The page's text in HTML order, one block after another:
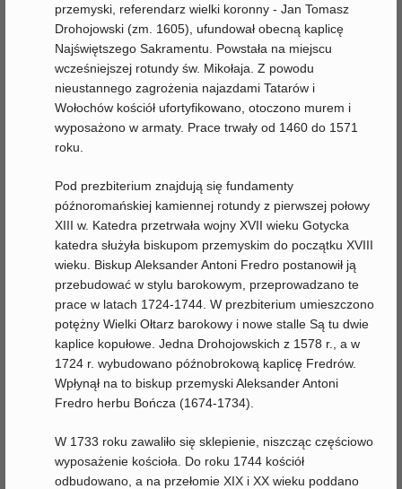
przemyski, referendarz wielki koronny - Jan Tomasz
Drohojowski (zm. 1605), ufundował obecną kaplicę
Najświętszego Sakramentu. Powstała na miejscu
wcześniejszej rotundy św. Mikołaja. Z powodu
nieustannego zagrożenia najazdami Tatarów i
Wołochów kościół ufortyfikowano, otoczono murem i
wyposażono w armaty. Prace trwały od 1460 do 1571
roku.
Pod prezbiterium znajdują się fundamenty
późnoromańskiej kamiennej rotundy z pierwszej połowy
XIII w. Katedra przetrwała wojny XVII wieku Gotycka
katedra służyła biskupom przemyskim do początku XVIII
wieku. Biskup Aleksander Antoni Fredro postanowił ją
przebudować w stylu barokowym, przeprowadzano te
prace w latach 1724-1744. W prezbiterium umieszczono
potężny Wielki Ołtarz barokowy i nowe stalle Są tu dwie
kaplice kopułowe. Jedna Drohojowskich z 1578 r., a w
1724 r. wybudowano późnobrokową kaplicę Fredrów.
Wpłynął na to biskup przemyski Aleksander Antoni
Fredro herbu Bończa (1674-1734).
W 1733 roku zawaliło się sklepienie, niszcząc częściowo
wyposażenie kościoła. Do roku 1744 kościół
odbudowano, a na przełomie XIX i XX wieku poddano